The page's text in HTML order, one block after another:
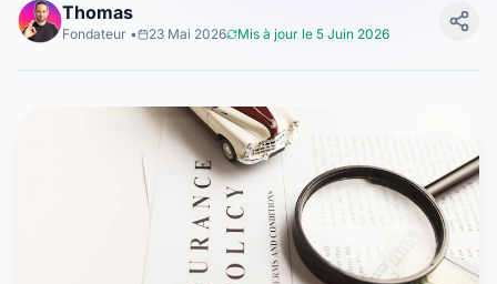
Thomas
Fondateur • 23 Mai 2026 Mis à jour le 5 Juin 2026